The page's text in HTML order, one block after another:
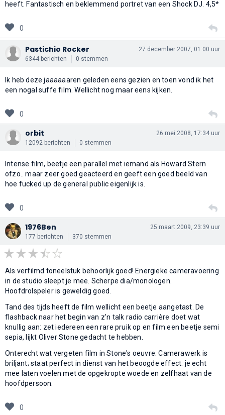
heeft. Fantastisch en beklemmend portret van een Shock DJ. 4,5*
0
Pastichio Rocker
6344 berichten 0 stemmen
27 december 2007, 01:00 uur
Ik heb deze jaaaaaaren geleden eens gezien en toen vond ik het
een nogal suffe film. Wellicht nog maar eens kijken.
0
orbit
12092 berichten 0 stemmen
26 mei 2008, 17:34 uur
Intense film, beetje een parallel met iemand als Howard Stern
ofzo.. maar zeer goed geacteerd en geeft een goed beeld van
hoe fucked up de general public eigenlijk is.
0
1976Ben
177 berichten 370 stemmen
25 maart 2009, 23:39 uur
Als verfilmd toneelstuk behoorlijk goed! Energieke cameravoering
in de studio sleept je mee. Scherpe dia/monologen.
Hoofdrolspeler is geweldig goed.
Tand des tijds heeft de film wellicht een beetje aangetast. De
flashback naar het begin van z'n talk radio carrière doet wat
knullig aan: zet iedereen een rare pruik op en film een beetje semi
sepia, lijkt Oliver Stone gedacht te hebben.
Onterecht wat vergeten film in Stone's oeuvre. Camerawerk is
briljant; staat perfect in dienst van het beoogde effect: je echt
mee laten voelen met de opgekropte woede en zelfhaat van de
hoofdpersoon.
0